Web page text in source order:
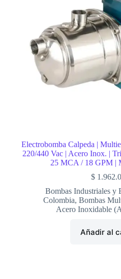
Electrobomba Calpeda |
220/440 Vac | Acero Inox. |
25 MCA / 18 GPM |
$
Bombas Industriales y
Colombia, Bombas
Acero Inoxidable
Añadir al